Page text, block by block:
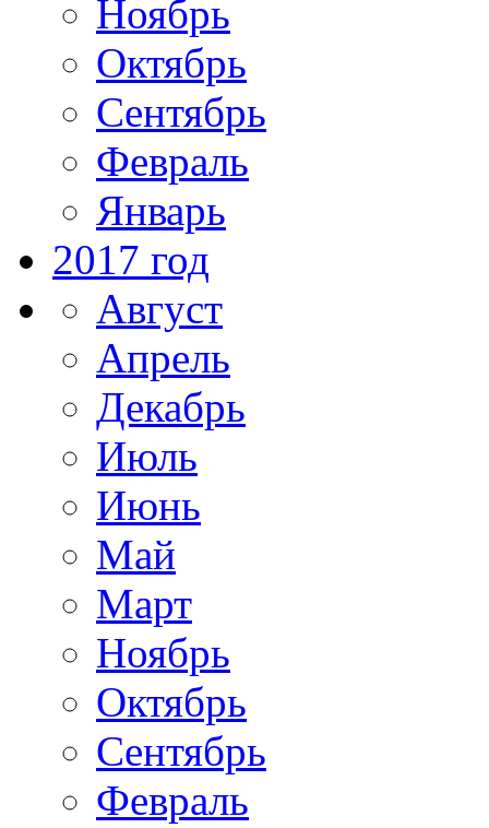
Ноябрь
Октябрь
Сентябрь
Февраль
Январь
2017 год
Август
Апрель
Декабрь
Июль
Июнь
Май
Март
Ноябрь
Октябрь
Сентябрь
Февраль